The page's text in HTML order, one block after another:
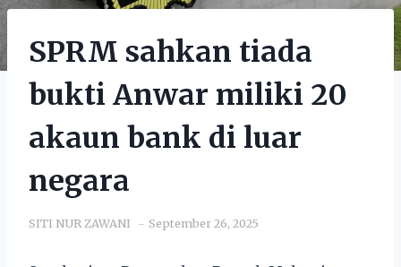
SPRM sahkan tiada
bukti Anwar miliki 20
akaun bank di luar
negara
SITI NUR ZAWANI September 26, 2025